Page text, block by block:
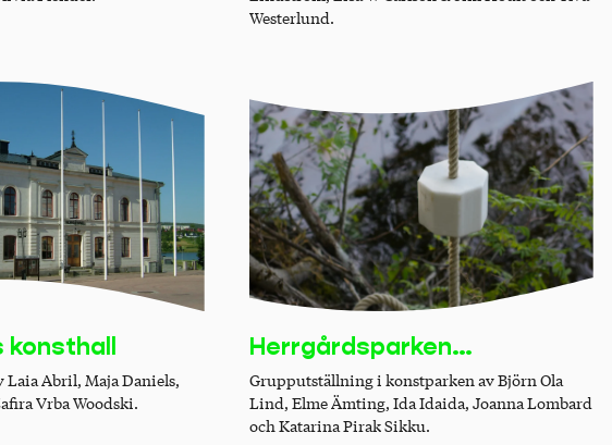
Westerlund.
konsthall
Abril, Maja Daniels,
Vrba Woodski.
Herrgårdsparken
Köpmanholmen
Grupputställning i konstparken av Björn Ola
Lind, Elme Ämting, Ida Idaida, Joanna Lombard
och Katarina Pirak Sikku.